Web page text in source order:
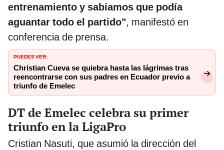
entrenamiento y sabíamos que podía
aguantar todo el partido", manifestó en
conferencia de prensa.
PUEDES VER:
Christian Cueva se quiebra hasta las lágrimas tras
reencontrarse con sus padres en Ecuador previo a
triunfo de Emelec
DT de Emelec celebra su primer
triunfo en la LigaPro
Cristian Nasuti, que asumió la dirección del